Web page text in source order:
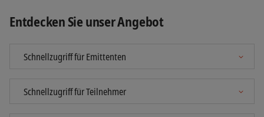
Entdecken Sie unser Angebot